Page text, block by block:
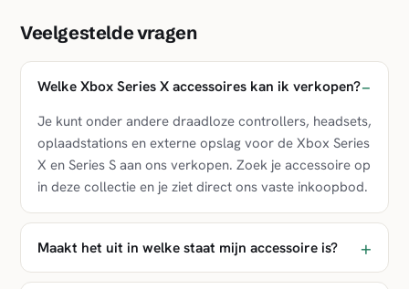
Veelgestelde vragen
Welke Xbox Series X accessoires kan ik verkopen?
Je kunt onder andere draadloze controllers, headsets,
oplaadstations en externe opslag voor de Xbox Series
X en Series S aan ons verkopen. Zoek je accessoire op
in deze collectie en je ziet direct ons vaste inkoopbod.
Maakt het uit in welke staat mijn accessoire is?